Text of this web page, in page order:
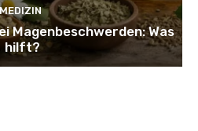
Magenbeschwerden: Was
hilft?